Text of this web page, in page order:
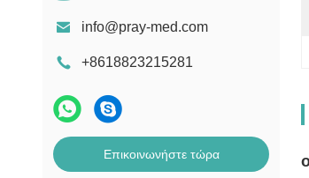
info@pray-med.com
+8618823215281
Επικοινωνήστε τώρα